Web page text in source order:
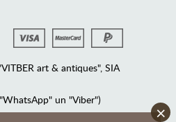
×
art & antiques", SIA
un "Viber")